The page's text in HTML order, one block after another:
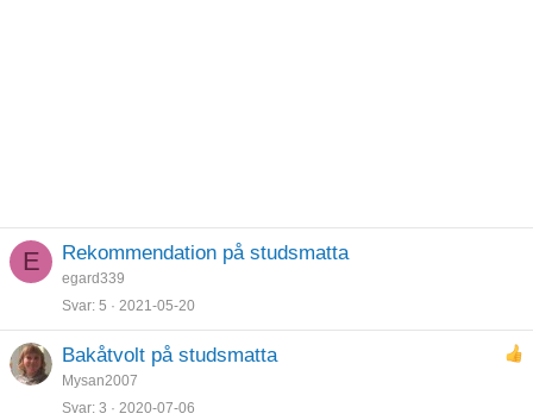
E Rekommendation på studsmatta
egard339
Svar 5 2021-05-20
Bakåtvolt på studsmatta
Mysan2007
Svar 3 2020-07-06